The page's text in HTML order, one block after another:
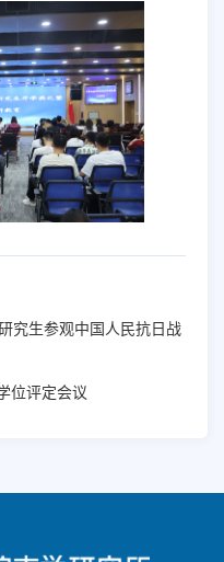
究生参观中国人民抗日战
位评定会议